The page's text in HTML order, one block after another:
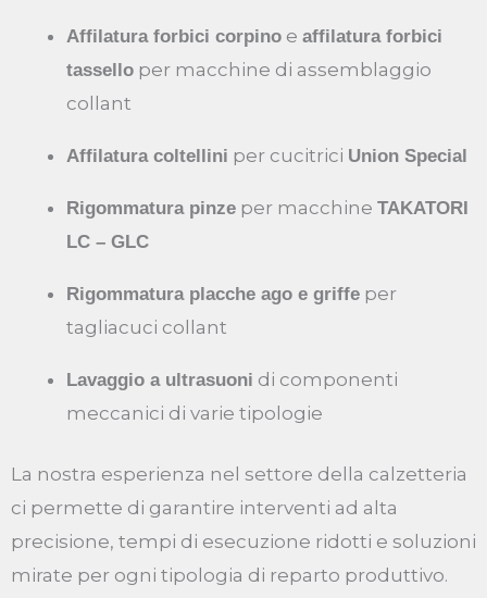
Affilatura forbici corpino e affilatura forbici
tassello per macchine di assemblaggio
collant
Affilatura coltellini per cucitrici Union Special
Rigommatura pinze per macchine TAKATORI
LC – GLC
Rigommatura placche ago e griffe per
tagliacuci collant
Lavaggio a ultrasuoni di componenti
meccanici di varie tipologie
La nostra esperienza nel settore della calzetteria
ci permette di garantire interventi ad alta
precisione, tempi di esecuzione ridotti e soluzioni
mirate per ogni tipologia di reparto produttivo.